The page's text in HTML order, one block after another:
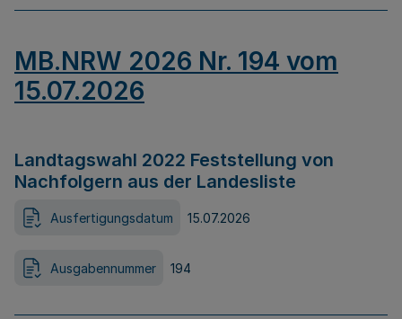
MB.NRW 2026 Nr. 194 vom
15.07.2026
Landtagswahl 2022 Feststellung von
Nachfolgern aus der Landesliste
Ausfertigungsdatum 15.07.2026
Ausgabennummer 194